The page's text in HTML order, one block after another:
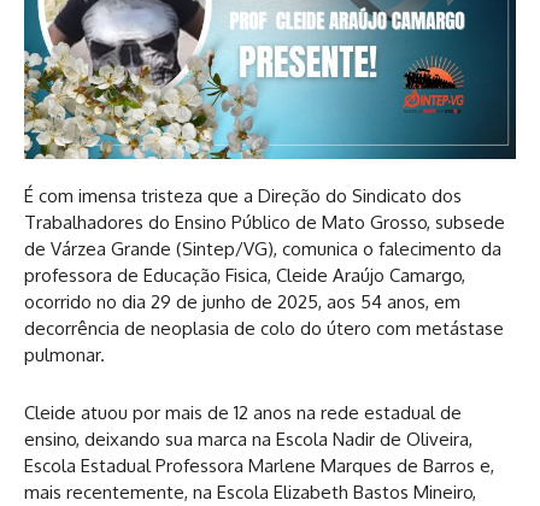
É com imensa tristeza que a Direção do Sindicato dos
Trabalhadores do Ensino Público de Mato Grosso, subsede
de Várzea Grande (Sintep/VG), comunica o falecimento da
professora de Educação Fisica, Cleide Araújo Camargo,
ocorrido no dia 29 de junho de 2025, aos 54 anos, em
decorrência de neoplasia de colo do útero com metástase
pulmonar.
Cleide atuou por mais de 12 anos na rede estadual de
ensino, deixando sua marca na Escola Nadir de Oliveira,
Escola Estadual Professora Marlene Marques de Barros e,
mais recentemente, na Escola Elizabeth Bastos Mineiro,